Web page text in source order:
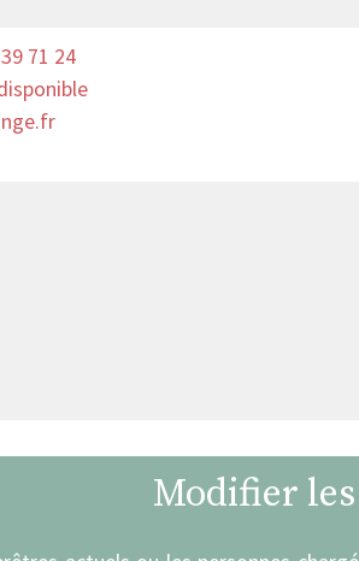
71 24
Modifier